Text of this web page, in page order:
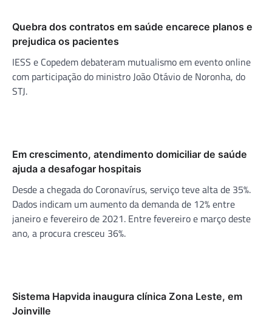
Quebra dos contratos em saúde encarece planos e
prejudica os pacientes
IESS e Copedem debateram mutualismo em evento online
com participação do ministro João Otávio de Noronha, do
STJ.
Em crescimento, atendimento domiciliar de saúde
ajuda a desafogar hospitais
Desde a chegada do Coronavírus, serviço teve alta de 35%.
Dados indicam um aumento da demanda de 12% entre
janeiro e fevereiro de 2021. Entre fevereiro e março deste
ano, a procura cresceu 36%.
Sistema Hapvida inaugura clínica Zona Leste, em
Joinville